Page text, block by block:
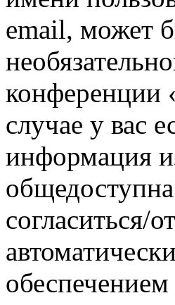
email, может
конференции
случае у вас
информация
согласиться/